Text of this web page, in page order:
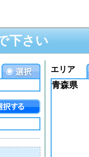
下さい
エリア
青森県